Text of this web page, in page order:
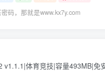
码，那就是www.kx7y.com
v1.1.1|体育竞技|容量493MB|免